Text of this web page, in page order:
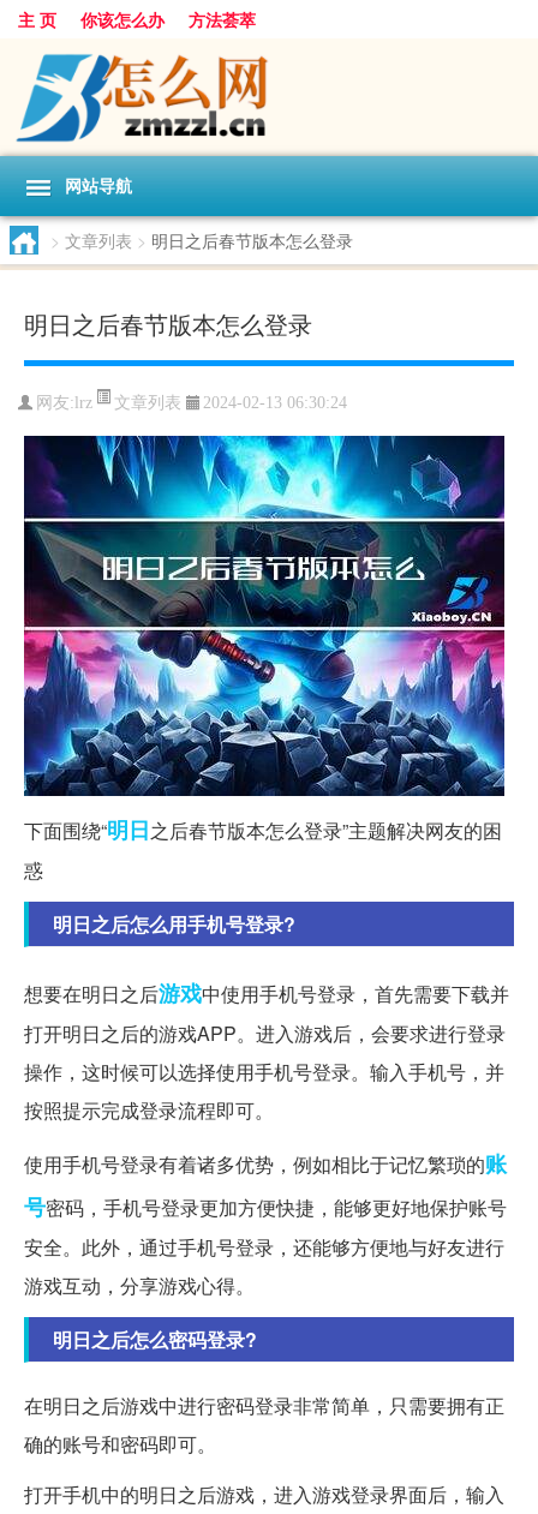
主 页 你该怎么办 方法荟萃
网站导航
> 文章列表 > 明日之后春节版本怎么登录
明日之后春节版本怎么登录
网友: lrz 文章列表 2024-02-13 06:30:24
下面围绕“明日之后春节版本怎么登录”主题解决网友的困
惑
明日之后怎么用手机号登录?
想要在明日之后游戏中使用手机号登录，首先需要下载并
打开明日之后的游戏APP。进入游戏后，会要求进行登录
操作，这时候可以选择使用手机号登录。输入手机号，并
按照提示完成登录流程即可。
使用手机号登录有着诸多优势，例如相比于记忆繁琐的账
号密码，手机号登录更加方便快捷，能够更好地保护账号
安全。此外，通过手机号登录，还能够方便地与好友进行
游戏互动，分享游戏心得。
明日之后怎么密码登录?
在明日之后游戏中进行密码登录非常简单，只需要拥有正
确的账号和密码即可。
打开手机中的明日之后游戏，进入游戏登录界面后，输入